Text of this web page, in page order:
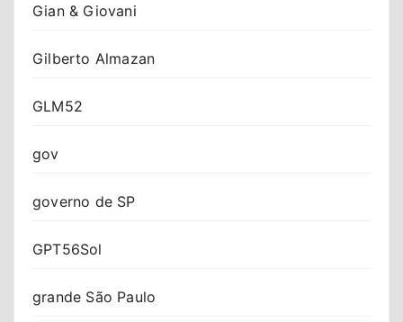
Gian & Giovani
Gilberto Almazan
GLM52
gov
governo de SP
GPT56Sol
grande São Paulo